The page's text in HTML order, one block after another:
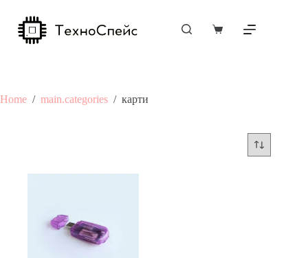
content
Shopping
Home / main.categories / карти